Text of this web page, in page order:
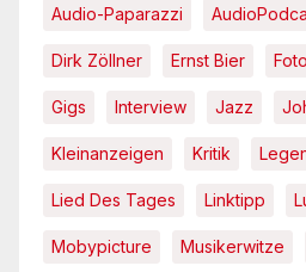
Audio-Paparazzi
Dirk Zöllner Ernst Bier
Gigs Interview Jazz
Kleinanzeigen Kritik
Lied Des Tages Linktipp
Mobypicture Musikerwitze